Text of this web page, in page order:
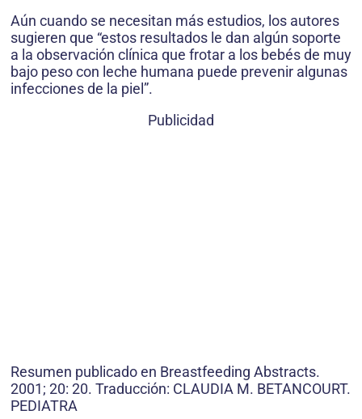
Aún cuando se necesitan más estudios, los autores
sugieren que “estos resultados le dan algún soporte
a la observación clínica que frotar a los bebés de muy
bajo peso con leche humana puede prevenir algunas
infecciones de la piel”.
Publicidad
Resumen publicado en Breastfeeding Abstracts.
2001; 20: 20. Traducción: CLAUDIA M. BETANCOURT.
PEDIATRA